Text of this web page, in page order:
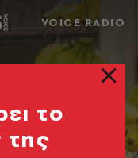
VOICE RADIO
το